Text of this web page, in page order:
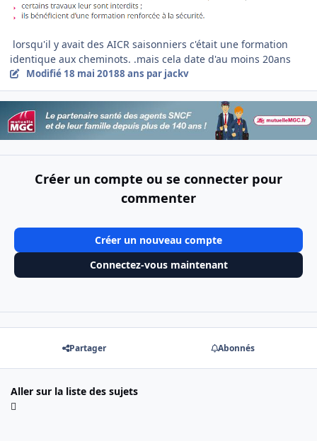
lorsqu'il y avait des AICR saisonniers c'était une formation
identique aux cheminots. .mais cela date d'au moins 20ans
Modifié 18 mai 20188 ans par jackv
Créer un compte ou se connecter pour
commenter
Créer un nouveau compte
Connectez-vous maintenant
Partager Abonnés
Aller sur la liste des sujets